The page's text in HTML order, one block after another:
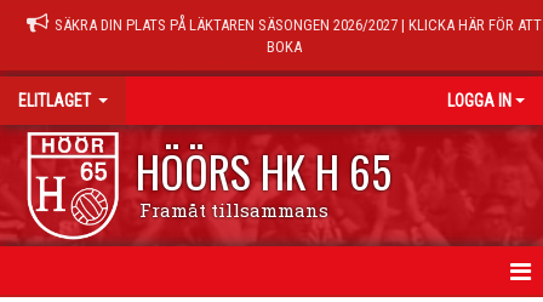
SÄKRA DIN PLATS PÅ LÄKTAREN SÄSONGEN 2026/2027 | KLICKA HÄR FÖR ATT
BOKA
ELITLAGET LOGGA IN
HÖÖRS HK H 65
Framåt tillsammans